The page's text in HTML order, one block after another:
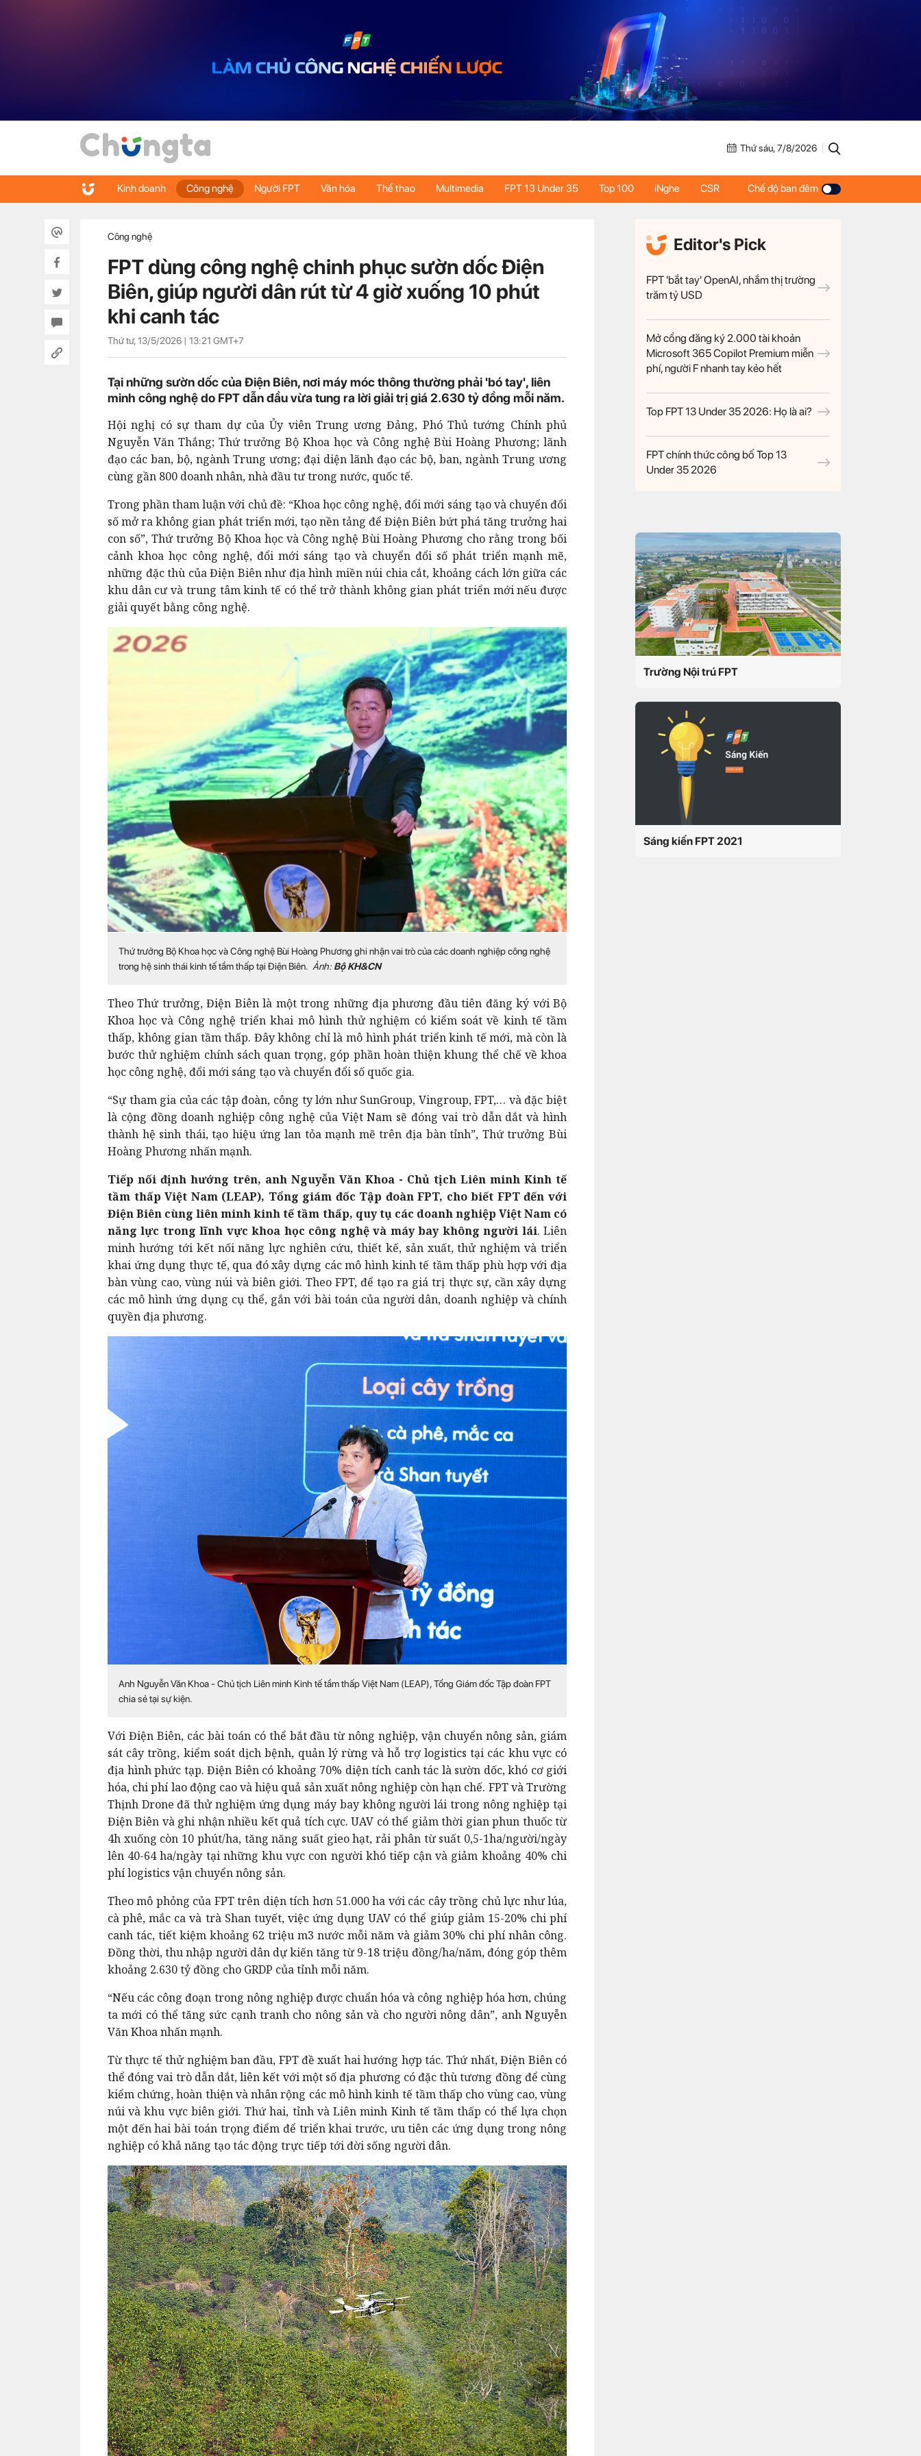
Thứ sáu, 7/8/2026
Kinh doanh Công nghệ Người FPT Văn hóa Thể thao Multimedia FPT 13 Under 35 Top 100 iNghe CSR Chế độ ban đêm
Công nghệ
FPT dùng công nghệ chinh phục sườn dốc Điện
Biên, giúp người dân rút từ 4 giờ xuống 10 phút
khi canh tác
Thứ tư, 13/5/2026 | 13:21 GMT+7
Tại những sườn dốc của Điện Biên, nơi máy móc thông thường phải 'bó tay', liên
minh công nghệ do FPT dẫn đầu vừa tung ra lời giải trị giá 2.630 tỷ đồng mỗi năm.
Hội nghị có sự tham dự của Ủy viên Trung ương Đảng, Phó Thủ tướng Chính phủ
Nguyễn Văn Thắng; Thứ trưởng Bộ Khoa học và Công nghệ Bùi Hoàng Phương; lãnh
đạo các ban, bộ, ngành Trung ương; đại diện lãnh đạo các bộ, ban, ngành Trung ương
cùng gần 800 doanh nhân, nhà đầu tư trong nước, quốc tế.
Trong phần tham luận với chủ đề: “Khoa học công nghệ, đổi mới sáng tạo và chuyển đổi
số mở ra không gian phát triển mới, tạo nền tảng để Điện Biên bứt phá tăng trưởng hai
con số”, Thứ trưởng Bộ Khoa học và Công nghệ Bùi Hoàng Phương cho rằng trong bối
cảnh khoa học công nghệ, đổi mới sáng tạo và chuyển đổi số phát triển mạnh mẽ,
những đặc thù của Điện Biên như địa hình miền núi chia cắt, khoảng cách lớn giữa các
khu dân cư và trung tâm kinh tế có thể trở thành không gian phát triển mới nếu được
giải quyết bằng công nghệ.
Thứ trưởng Bộ Khoa học và Công nghệ Bùi Hoàng Phương ghi nhận vai trò của các doanh nghiệp công nghệ
trong hệ sinh thái kinh tế tầm thấp tại Điện Biên. Ảnh: Bộ KH&CN
Theo Thứ trưởng, Điện Biên là một trong những địa phương đầu tiên đăng ký với Bộ
Khoa học và Công nghệ triển khai mô hình thử nghiệm có kiểm soát về kinh tế tầm
thấp, không gian tầm thấp. Đây không chỉ là mô hình phát triển kinh tế mới, mà còn là
bước thử nghiệm chính sách quan trọng, góp phần hoàn thiện khung thể chế về khoa
học công nghệ, đổi mới sáng tạo và chuyển đổi số quốc gia.
“Sự tham gia của các tập đoàn, công ty lớn như SunGroup, Vingroup, FPT,… và đặc biệt
là cộng đồng doanh nghiệp công nghệ của Việt Nam sẽ đóng vai trò dẫn dắt và hình
thành hệ sinh thái, tạo hiệu ứng lan tỏa mạnh mẽ trên địa bàn tỉnh”, Thứ trưởng Bùi
Hoàng Phương nhấn mạnh.
Tiếp nối định hướng trên, anh Nguyễn Văn Khoa - Chủ tịch Liên minh Kinh tế
tầm thấp Việt Nam (LEAP), Tổng giám đốc Tập đoàn FPT, cho biết FPT đến với
Điện Biên cùng liên minh kinh tế tầm thấp, quy tụ các doanh nghiệp Việt Nam có
năng lực trong lĩnh vực khoa học công nghệ và máy bay không người lái. Liên
minh hướng tới kết nối năng lực nghiên cứu, thiết kế, sản xuất, thử nghiệm và triển
khai ứng dụng thực tế, qua đó xây dựng các mô hình kinh tế tầm thấp phù hợp với địa
bàn vùng cao, vùng núi và biên giới. Theo FPT, để tạo ra giá trị thực sự, cần xây dựng
các mô hình ứng dụng cụ thể, gắn với bài toán của người dân, doanh nghiệp và chính
quyền địa phương.
Anh Nguyễn Văn Khoa - Chủ tịch Liên minh Kinh tế tầm thấp Việt Nam (LEAP), Tổng Giám đốc Tập đoàn FPT
chia sẻ tại sự kiện.
Với Điện Biên, các bài toán có thể bắt đầu từ nông nghiệp, vận chuyển nông sản, giám
sát cây trồng, kiểm soát dịch bệnh, quản lý rừng và hỗ trợ logistics tại các khu vực có
địa hình phức tạp. Điện Biên có khoảng 70% diện tích canh tác là sườn dốc, khó cơ giới
hóa, chi phí lao động cao và hiệu quả sản xuất nông nghiệp còn hạn chế. FPT và Trường
Thịnh Drone đã thử nghiệm ứng dụng máy bay không người lái trong nông nghiệp tại
Điện Biên và ghi nhận nhiều kết quả tích cực. UAV có thể giảm thời gian phun thuốc từ
4h xuống còn 10 phút/ha, tăng năng suất gieo hạt, rải phân từ suất 0,5-1ha/người/ngày
lên 40-64 ha/ngày tại những khu vực con người khó tiếp cận và giảm khoảng 40% chi
phí logistics vận chuyển nông sản.
Theo mô phỏng của FPT trên diện tích hơn 51.000 ha với các cây trồng chủ lực như lúa,
cà phê, mắc ca và trà Shan tuyết, việc ứng dụng UAV có thể giúp giảm 15-20% chi phí
canh tác, tiết kiệm khoảng 62 triệu m3 nước mỗi năm và giảm 30% chi phí nhân công.
Đồng thời, thu nhập người dân dự kiến tăng từ 9-18 triệu đồng/ha/năm, đóng góp thêm
khoảng 2.630 tỷ đồng cho GRDP của tỉnh mỗi năm.
“Nếu các công đoạn trong nông nghiệp được chuẩn hóa và công nghiệp hóa hơn, chúng
ta mới có thể tăng sức cạnh tranh cho nông sản và cho người nông dân”, anh Nguyễn
Văn Khoa nhấn mạnh.
Từ thực tế thử nghiệm ban đầu, FPT đề xuất hai hướng hợp tác. Thứ nhất, Điện Biên có
thể đóng vai trò dẫn dắt, liên kết với một số địa phương có đặc thù tương đồng để cùng
kiểm chứng, hoàn thiện và nhân rộng các mô hình kinh tế tầm thấp cho vùng cao, vùng
núi và khu vực biên giới. Thứ hai, tỉnh và Liên minh Kinh tế tầm thấp có thể lựa chọn
một đến hai bài toán trọng điểm để triển khai trước, ưu tiên các ứng dụng trong nông
nghiệp có khả năng tạo tác động trực tiếp tới đời sống người dân.
Editor's Pick
FPT 'bắt tay' OpenAI, nhắm thị trường
trăm tỷ USD
Mở cổng đăng ký 2.000 tài khoản
Microsoft 365 Copilot Premium miễn
phí, người F nhanh tay kẻo hết
Top FPT 13 Under 35 2026: Họ là ai?
FPT chính thức công bố Top 13
Under 35 2026
Trường Nội trú FPT
Sáng kiến FPT 2021